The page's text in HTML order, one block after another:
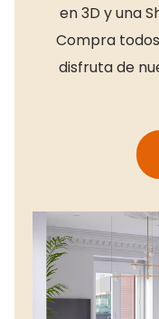
en 3D y una
Compra
disfruta de